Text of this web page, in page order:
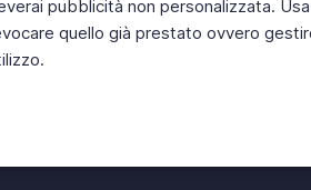
pubblicità non personalizzata.
quello già prestato ovvero